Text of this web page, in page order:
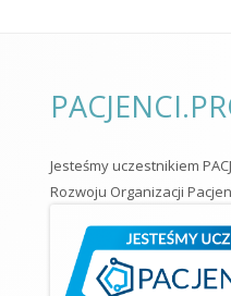
Jesteśmy uczestnikiem
Rozwoju Organizacji